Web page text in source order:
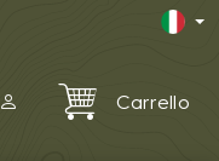
Carrello